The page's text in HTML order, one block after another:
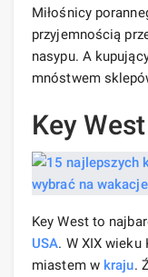
Miłośnicy
przyjemnością
nasypu. A
mnóstwem
Key West
Key West to
USA. W XIX wieku
miastem w kraju.